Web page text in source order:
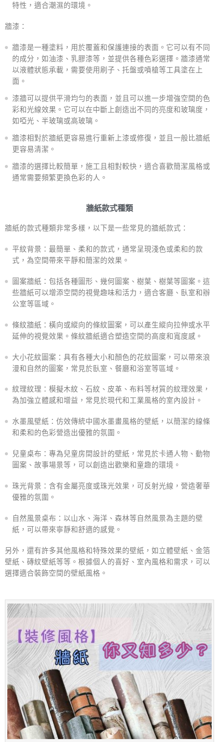
特性，適合潮濕的環境。
牆漆：
牆漆是一種塗料，用於覆蓋和保護連接的表面。它可以有不同
的成分，如油漆、乳膠漆等，並提供各種色彩選擇。牆漆通常
以液體狀態承載，需要使用刷子、托盤或噴槍等工具塗在上
面。
漆牆可以提供平滑均勻的表面，並且可以進一步增強空間的色
彩和光線效果。它可以在中斷上創造出不同的亮度和玻璃度，
如啞光、半玻璃或高玻璃。
牆漆相對於牆紙更容易進行重新上漆或修復，並且一般比牆紙
更容易清潔。
牆漆的選擇比較簡單，施工且相對較快，適合喜歡簡潔風格或
通常需要頻繁更換色彩的人。
牆紙款式種類
牆紙的款式種類非常多樣，以下是一些常見的牆紙款式：
平紋背景：最簡單、柔和的款式，通常呈現淺色或柔和的款
式，為空間帶來平靜和簡潔的效果。
圖案牆紙：包括各種圖形、幾何圖案、樹葉、樹葉等圖案。這
些牆紙可以增添空間的視覺趣味和活力，適合客廳、臥室和辦
公室等區域。
條紋牆紙：橫向或縱向的條紋圖案，可以產生縱向拉伸或水平
延伸的視覺效果。條紋牆紙適合塑造空間的高度和寬度感。
大小花紋圖案：具有各種大小和顏色的花紋圖案，可以帶來浪
漫和自然的圖案，常見於臥室、餐廳和浴室等區域。
紋理紋理：模擬木紋、石紋、皮革、布料等材質的紋理效果，
為加強立體感和增益，常見於現代和工業風格的室內設計。
水墨風壁紙：仿效傳統中國水墨畫風格的壁紙，以簡潔的線條
和柔和的色彩營造出優雅的氛圍。
兒童桌布：專為兒童房間設計的壁紙，常見於卡通人物、動物
圖案、故事場景等，可以創造出歡樂和童趣的環境。
珠光背景：含有金屬亮度或珠光效果，可反射光線，營造奢華
優雅的氛圍。
自然風景桌布：以山水、海洋、森林等自然風景為主題的壁
紙，可以帶來寧靜和舒適的感覺。
另外，還有許多其他風格和特殊效果的壁紙，如立體壁紙、金箔
壁紙、磚紋壁紙等等。根據個人的喜好、室內風格和需求，可以
選擇適合裝飾空間的壁紙風格。